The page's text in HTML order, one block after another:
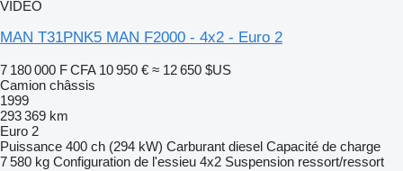
VIDÉO
MAN T31PNK5 MAN F2000 - 4x2 - Euro 2
7 180 000 F CFA 10 950 € ≈ 12 650 $US
Camion châssis
1999
293 369 km
Euro 2
Puissance 400 ch (294 kW) Carburant diesel Capacité de charge
7 580 kg Configuration de l'essieu 4x2 Suspension ressort/ressort